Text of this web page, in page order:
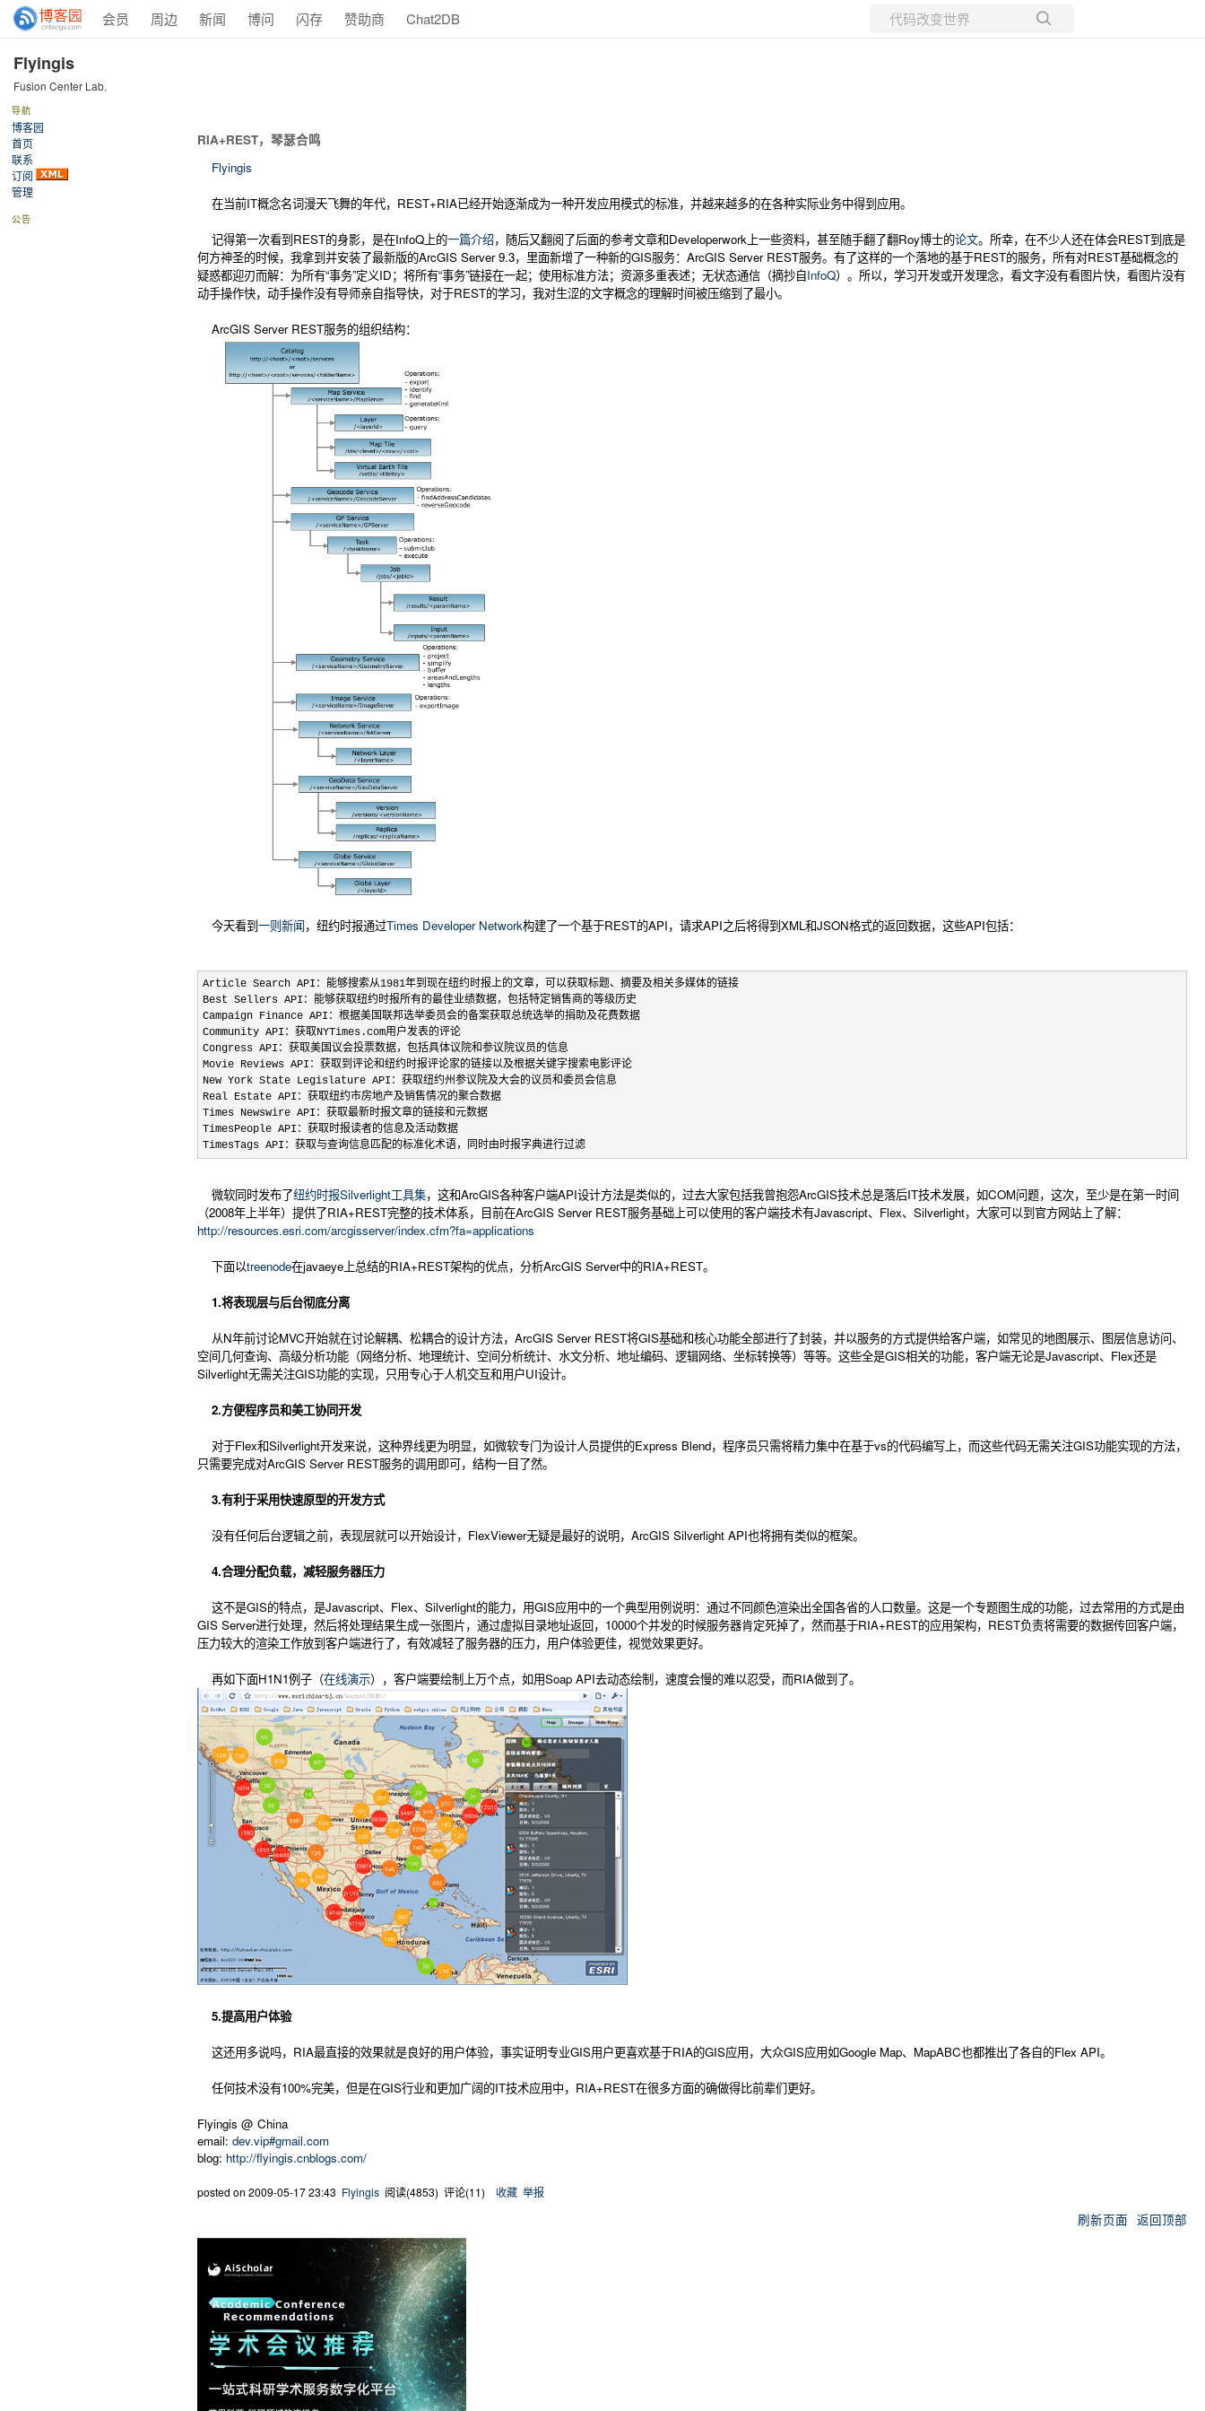
会员 周边 新闻 博问 闪存 赞助商 Chat2DB
Flyingis
Fusion Center Lab.
RIA+REST，琴瑟合鸣
Flyingis
在当前IT概念名词漫天飞舞的年代，REST+RIA已经开始逐渐成为一种开发应用模式的标准，并越来越多的在各种实际业务中得到应用。
记得第一次看到REST的身影，是在InfoQ上的一篇介绍，随后又翻阅了后面的参考文章和Developerwork上一些资料，甚至随手翻了翻Roy博士的论文。所幸，在不少人还在体会REST到底是
何方神圣的时候，我拿到并安装了最新版的ArcGIS Server 9.3，里面新增了一种新的GIS服务：ArcGIS Server REST服务。有了这样的一个落地的基于REST的服务，所有对REST基础概念的
疑惑都迎刃而解：为所有“事务”定义ID；将所有“事务”链接在一起；使用标准方法；资源多重表述；无状态通信（摘抄自InfoQ）。所以，学习开发或开发理念，看文字没有看图片快，看图片没有
动手操作快，动手操作没有导师亲自指导快，对于REST的学习，我对生涩的文字概念的理解时间被压缩到了最小。
ArcGIS Server REST服务的组织结构：
今天看到一则新闻，纽约时报通过Times Developer Network构建了一个基于REST的API，请求API之后将得到XML和JSON格式的返回数据，这些API包括：
Article Search API：能够搜索从1981年到现在纽约时报上的文章，可以获取标题、摘要及相关多媒体的链接
Best Sellers API：能够获取纽约时报所有的最佳业绩数据，包括特定销售商的等级历史
Campaign Finance API：根据美国联邦选举委员会的备案获取总统选举的捐助及花费数据
Community API：获取NYTimes.com用户发表的评论
Congress API：获取美国议会投票数据，包括具体议院和参议院议员的信息
Movie Reviews API：获取到评论和纽约时报评论家的链接以及根据关键字搜索电影评论
New York State Legislature API：获取纽约州参议院及大会的议员和委员会信息
Real Estate API：获取纽约市房地产及销售情况的聚合数据
Times Newswire API：获取最新时报文章的链接和元数据
TimesPeople API：获取时报读者的信息及活动数据
TimesTags API：获取与查询信息匹配的标准化术语，同时由时报字典进行过滤
微软同时发布了纽约时报Silverlight工具集，这和ArcGIS各种客户端API设计方法是类似的，过去大家包括我曾抱怨ArcGIS技术总是落后IT技术发展，如COM问题，这次，至少是在第一时间
（2008年上半年）提供了RIA+REST完整的技术体系，目前在ArcGIS Server REST服务基础上可以使用的客户端技术有Javascript、Flex、Silverlight，大家可以到官方网站上了解：
http://resources.esri.com/arcgisserver/index.cfm?fa=applications
下面以treenode在javaeye上总结的RIA+REST架构的优点，分析ArcGIS Server中的RIA+REST。
1.将表现层与后台彻底分离
从N年前讨论MVC开始就在讨论解耦、松耦合的设计方法，ArcGIS Server REST将GIS基础和核心功能全部进行了封装，并以服务的方式提供给客户端，如常见的地图展示、图层信息访问、
空间几何查询、高级分析功能（网络分析、地理统计、空间分析统计、水文分析、地址编码、逻辑网络、坐标转换等）等等。这些全是GIS相关的功能，客户端无论是Javascript、Flex还是
Silverlight无需关注GIS功能的实现，只用专心于人机交互和用户UI设计。
2.方便程序员和美工协同开发
对于Flex和Silverlight开发来说，这种界线更为明显，如微软专门为设计人员提供的Express Blend，程序员只需将精力集中在基于vs的代码编写上，而这些代码无需关注GIS功能实现的方法，
只需要完成对ArcGIS Server REST服务的调用即可，结构一目了然。
3.有利于采用快速原型的开发方式
没有任何后台逻辑之前，表现层就可以开始设计，FlexViewer无疑是最好的说明，ArcGIS Silverlight API也将拥有类似的框架。
4.合理分配负载，减轻服务器压力
这不是GIS的特点，是Javascript、Flex、Silverlight的能力，用GIS应用中的一个典型用例说明：通过不同颜色渲染出全国各省的人口数量。这是一个专题图生成的功能，过去常用的方式是由
GIS Server进行处理，然后将处理结果生成一张图片，通过虚拟目录地址返回，10000个并发的时候服务器肯定死掉了，然而基于RIA+REST的应用架构，REST负责将需要的数据传回客户端，
压力较大的渲染工作放到客户端进行了，有效减轻了服务器的压力，用户体验更佳，视觉效果更好。
再如下面H1N1例子（在线演示），客户端要绘制上万个点，如用Soap API去动态绘制，速度会慢的难以忍受，而RIA做到了。
5.提高用户体验
这还用多说吗，RIA最直接的效果就是良好的用户体验，事实证明专业GIS用户更喜欢基于RIA的GIS应用，大众GIS应用如Google Map、MapABC也都推出了各自的Flex API。
任何技术没有100%完美，但是在GIS行业和更加广阔的IT技术应用中，RIA+REST在很多方面的确做得比前辈们更好。
Flyingis @ China
email: dev.vip#gmail.com
blog: http://flyingis.cnblogs.com/
posted on 2009-05-17 23:43 Flyingis 阅读(4853) 评论(11) 收藏 举报
刷新页面 返回顶部
导航
博客园
首页
联系
订阅
管理
公告